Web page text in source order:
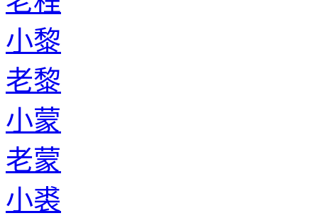
小黎
老黎
小蒙
老蒙
小裘